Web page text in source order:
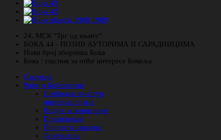
24. МСК "Трг од књиге"
БОКА 44 - ПОЗИВ АУТОРИМА И САРАДНИЦИМА
Нови број зборника Бока
Бока : гласник за опће интересе Бокеља
Насловна
Ријеч о Библиотеци
Слободан приступ
информацијама
Водич за кориснике
Правилници
Пројекти сарадње
Документа